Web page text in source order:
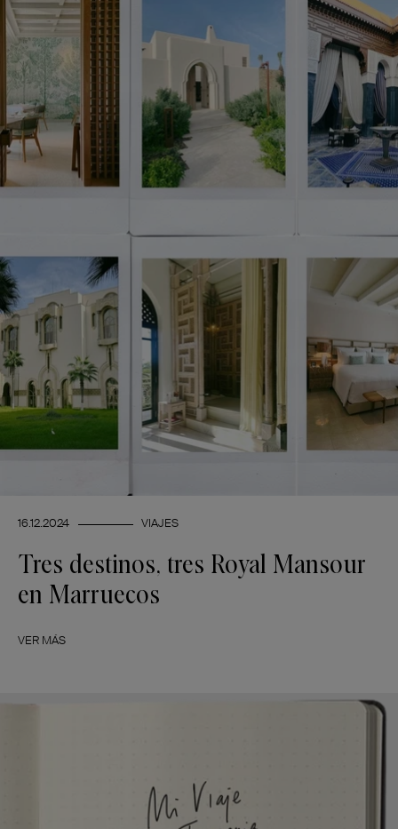
16.12.2024 VIAJES
Tres destinos, tres Royal Mansour
en Marruecos
VER MÁS